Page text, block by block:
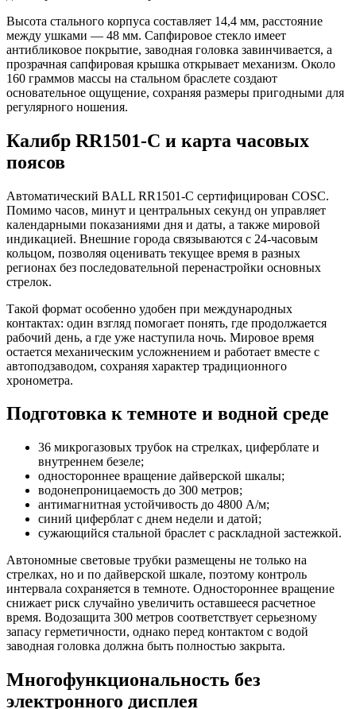
Высота стального корпуса составляет 14,4 мм, расстояние
между ушками — 48 мм. Сапфировое стекло имеет
антибликовое покрытие, заводная головка завинчивается, а
прозрачная сапфировая крышка открывает механизм. Около
160 граммов массы на стальном браслете создают
основательное ощущение, сохраняя размеры пригодными для
регулярного ношения.
Калибр RR1501-C и карта часовых
поясов
Автоматический BALL RR1501-C сертифицирован COSC.
Помимо часов, минут и центральных секунд он управляет
календарными показаниями дня и даты, а также мировой
индикацией. Внешние города связываются с 24-часовым
кольцом, позволяя оценивать текущее время в разных
регионах без последовательной перенастройки основных
стрелок.
Такой формат особенно удобен при международных
контактах: один взгляд помогает понять, где продолжается
рабочий день, а где уже наступила ночь. Мировое время
остается механическим усложнением и работает вместе с
автоподзаводом, сохраняя характер традиционного
хронометра.
Подготовка к темноте и водной среде
36 микрогазовых трубок на стрелках, циферблате и
внутреннем безеле;
одностороннее вращение дайверской шкалы;
водонепроницаемость до 300 метров;
антимагнитная устойчивость до 4800 А/м;
синий циферблат с днем недели и датой;
сужающийся стальной браслет с раскладной застежкой.
Автономные световые трубки размещены не только на
стрелках, но и по дайверской шкале, поэтому контроль
интервала сохраняется в темноте. Одностороннее вращение
снижает риск случайно увеличить оставшееся расчетное
время. Водозащита 300 метров соответствует серьезному
запасу герметичности, однако перед контактом с водой
заводная головка должна быть полностью закрыта.
Многофункциональность без
электронного дисплея